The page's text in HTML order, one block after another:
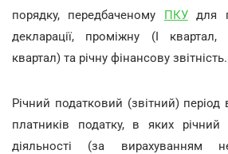
порядку, передбаченому ПКУдля
декларації, проміжну (I квартал,
квартал) та річну фінансову звітність.
Річний податковий (звітний)
платників податку, в яких річний
діяльності (за вирахуванням